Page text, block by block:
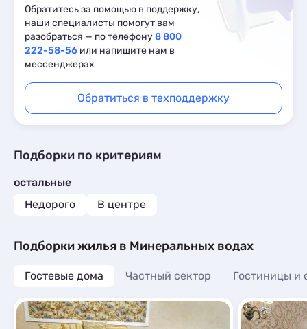
Обратитесь за помощью в поддержку,
наши специалисты помогут вам
разобраться — по телефону8 800
222-58-56 или напишите нам в
мессенджерах
Обратиться в техподдержку
Подборки по критериям
остальные
Недорого
В центре
Подборки жилья в Минеральных водах
Гостевые дома Частный сектор Гостиницы и